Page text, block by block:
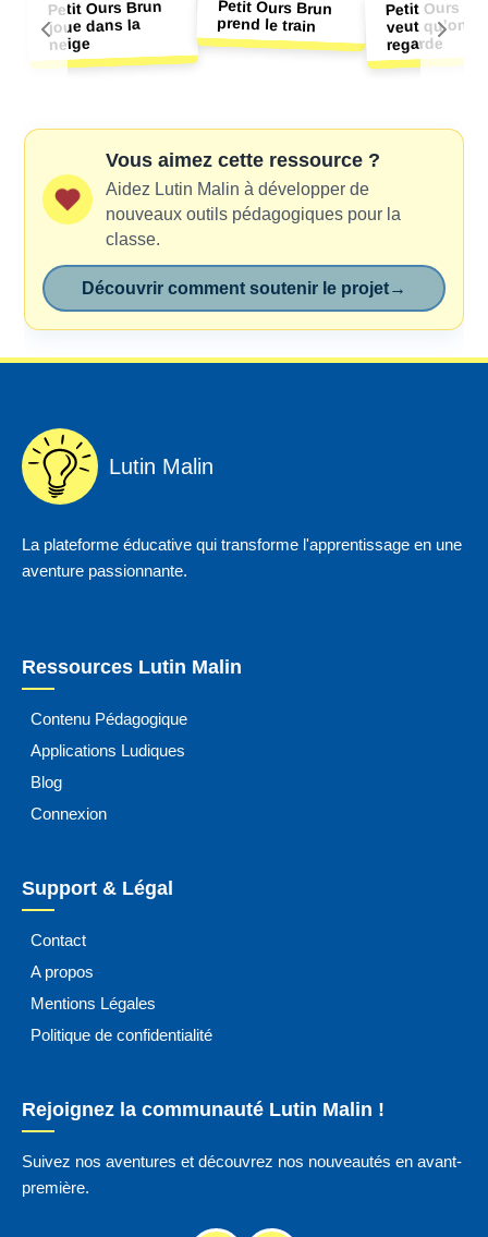
Petit Ours Brun
joue dans la
neige
Petit Ours Brun
prend le train
Petit Ours
veut qu’on le
regarde
Vous aimez cette ressource ?
Aidez Lutin Malin à développer de
nouveaux outils pédagogiques pour la
classe.
Découvrir comment soutenir le projet→
Lutin Malin
La plateforme éducative qui transforme l'apprentissage en une
aventure passionnante.
Ressources Lutin Malin
Contenu Pédagogique
Applications Ludiques
Blog
Connexion
Support & Légal
Contact
A propos
Mentions Légales
Politique de confidentialité
Rejoignez la communauté Lutin Malin !
Suivez nos aventures et découvrez nos nouveautés en avant-
première.